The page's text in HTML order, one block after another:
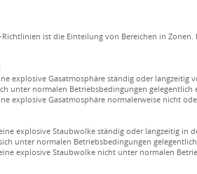
Richtlinien ist die Einteilung von Bereichen in
explosive Gasatmosphäre ständig oder langzeitig
unter normalen Betriebsbedingungen
explosive Gasatmosphäre normalerweise nicht
explosive Staubwolke ständig oder langzeitig in
unter normalen Betriebsbedingungen
explosive Staubwolke nicht unter normalen